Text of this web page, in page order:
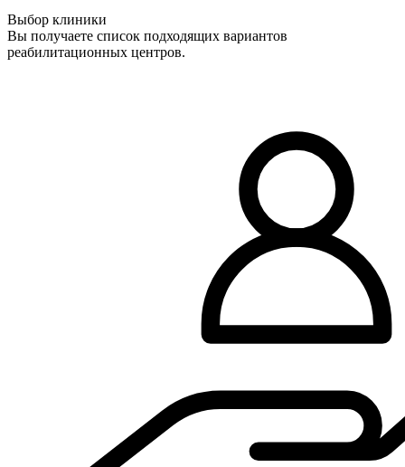
Выбор клиники
Вы получаете список подходящих вариантов
реабилитационных центров.